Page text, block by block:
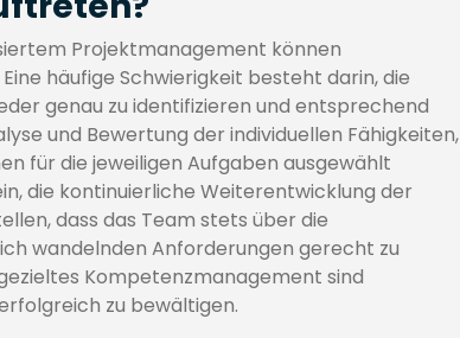
Projektmanagement können
häufige Schwierigkeit besteht darin, die
genau zu identifizieren und entsprechend
und Bewertung der individuellen Fähigkeiten,
für die jeweiligen Aufgaben ausgewählt
die kontinuierliche Weiterentwicklung der
dass das Team stets über die
wandelnden Anforderungen gerecht zu
Kompetenzmanagement sind
zu bewältigen.